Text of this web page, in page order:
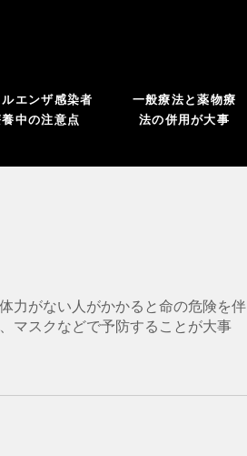
エンザ感染者
中の注意点
一般療法と薬物療
法の併用が大事
力がない人がかかると命の危険を伴
マスクなどで予防することが大事